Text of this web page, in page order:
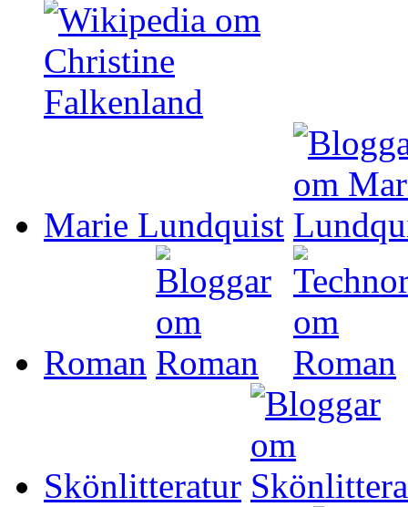
Marie Lundquist
Roman
Skönlitteratur